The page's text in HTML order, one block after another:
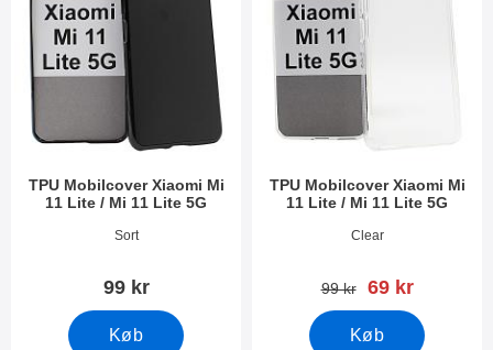
TPU Mobilcover Xiaomi Mi
11 Lite / Mi 11 Lite 5G
Varenr 40576Sort
99 kr
Køb
TPU Mobilcover Xiaomi Mi
11 Lite / Mi 11 Lite 5G
Varenr 40577Clear
pris
99 kr pris
69 kr
Køb